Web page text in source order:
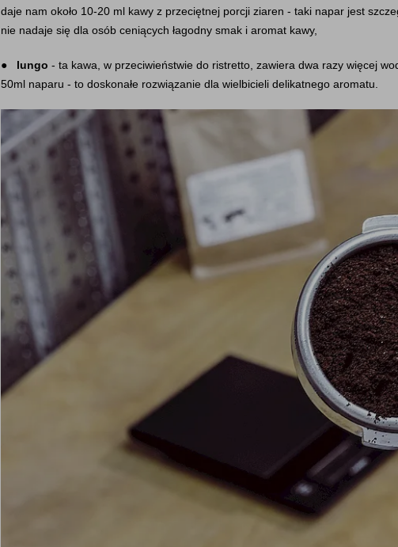
daje nam około 10-20 ml kawy z przeciętnej porcji ziaren - taki napar jest
nie nadaje się dla osób ceniących łagodny smak i aromat kawy,
● lungo - ta kawa, w przeciwieństwie do ristretto, zawiera dwa razy więcej
50ml naparu - to doskonałe rozwiązanie dla wielbicieli delikatnego aromatu.